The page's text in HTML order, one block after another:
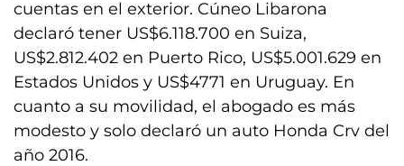
cuentas en el exterior. Cúneo Libarona
declaró tener US$6.118.700 en Suiza,
US$2.812.402 en Puerto Rico, US$5.001.629 en
Estados Unidos y US$4771 en Uruguay. En
cuanto a su movilidad, el abogado es más
modesto y solo declaró un auto Honda Crv del
año 2016.